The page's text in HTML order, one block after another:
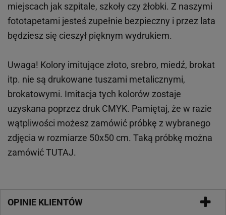
miejscach jak szpitale, szkoły czy żłobki. Z naszymi
fototapetami jesteś zupełnie bezpieczny i przez lata
będziesz się cieszył pięknym wydrukiem.
Uwaga! Kolory imitujące złoto, srebro, miedź, brokat
itp. nie są drukowane tuszami metalicznymi,
brokatowymi. Imitacja tych kolorów zostaje
uzyskana poprzez druk CMYK. Pamiętaj, że w razie
wątpliwości możesz zamówić próbkę z wybranego
zdjęcia w rozmiarze 50x50 cm. Taką próbkę można
zamówićTUTAJ.
OPINIE KLIENTÓW